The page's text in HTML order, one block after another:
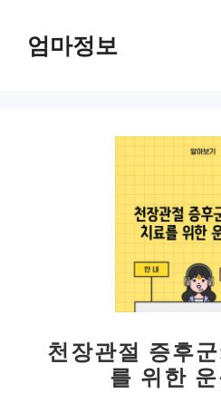
엄마정보
천장관절 증후
를 위한